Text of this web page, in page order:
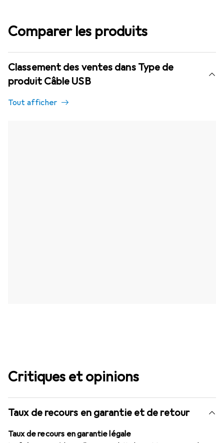
Comparer les produits
Classement des ventes dans Type de
produit Câble USB
Tout afficher
Critiques et opinions
Taux de recours en garantie et de retour
Taux de recours en garantie légale